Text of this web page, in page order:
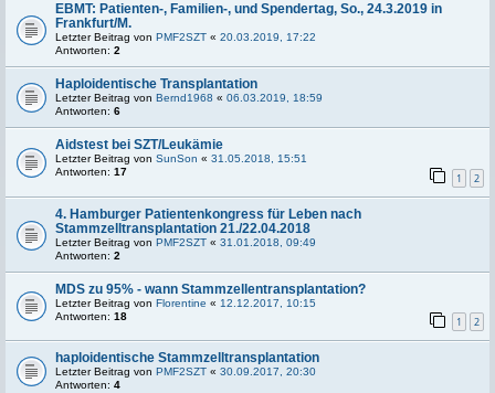
EBMT: Patienten-, Familien-, und Spendertag, So., 24.3.2019 in
Frankfurt/M.
Letzter Beitrag von PMF2SZT « 20.03.2019, 17:22
Antworten: 2
Haploidentische Transplantation
Letzter Beitrag von Bernd1968 « 06.03.2019, 18:59
Antworten: 6
Aidstest bei SZT/Leukämie
Letzter Beitrag von SunSon « 31.05.2018, 15:51
Antworten: 17 1 2
4. Hamburger Patientenkongress für Leben nach
Stammzelltransplantation 21./22.04.2018
Letzter Beitrag von PMF2SZT « 31.01.2018, 09:49
Antworten: 2
MDS zu 95% - wann Stammzellentransplantation?
Letzter Beitrag von Florentine « 12.12.2017, 10:15
Antworten: 18 1 2
haploidentische Stammzelltransplantation
Letzter Beitrag von PMF2SZT « 30.09.2017, 20:30
Antworten: 4